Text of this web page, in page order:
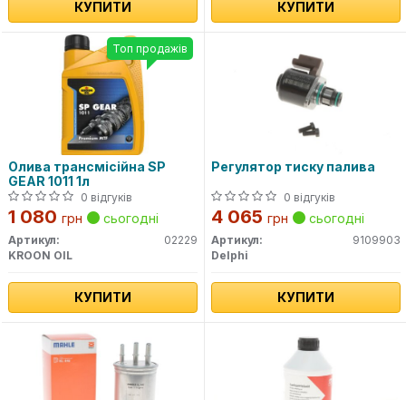
КУПИТИ КУПИТИ
Олива трансмісійна SP
GEAR 1011 1л
0 відгуків
1 080 грн сьогодні
Артикул:
02229
KROON OIL
КУПИТИ
Топ продажів
Регулятор тиску палива
0 відгуків
4 065 грн сьогодні
Артикул:
9109903
Delphi
КУПИТИ